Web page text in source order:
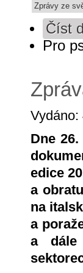
Zprávy ze
Číst
Pro
Vydáno:
Dne
edice
a
na
a
a dále